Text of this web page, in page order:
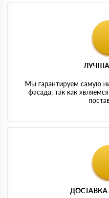
Мы гарантируем самую
фасада, так как